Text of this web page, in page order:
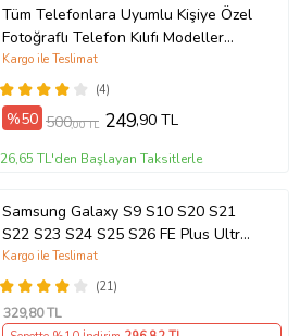
Tüm Telefonlara Uyumlu Kişiye Özel
Fotoğraflı Telefon Kılıfı Modeller
Açıklamada
(4)
Kargo ile Teslimat
%50 500,00 TL 249,90 TL
26,65 TL'den Başlayan Taksitlerle
Samsung Galaxy S9 S10 S20 S21
S22 S23 S24 S25 S26 FE Plus Ultra
Kılıf Kişiye Özel Resimli Fotoğraflı
Silikon
(21)
Kargo ile Teslimat
329,80 TL